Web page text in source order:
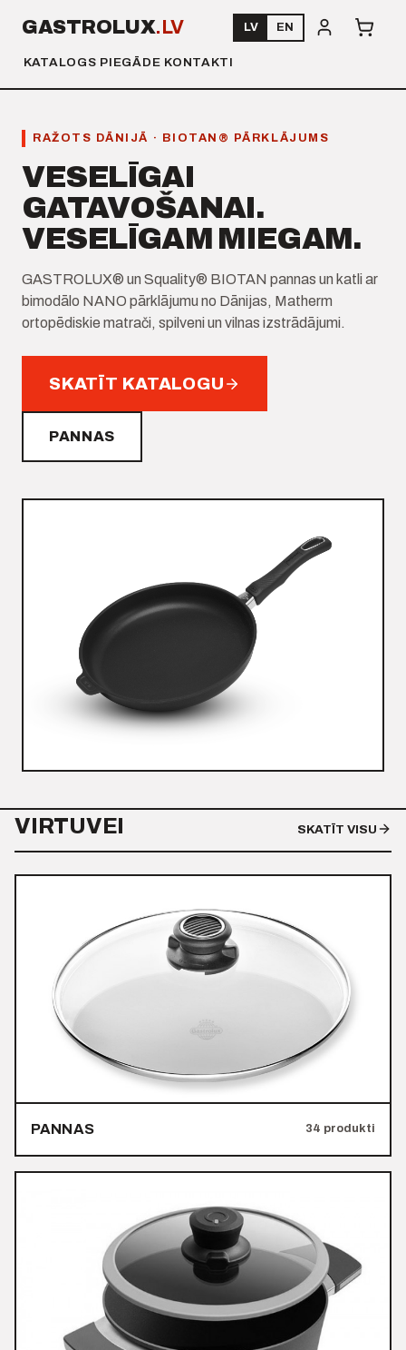
GASTROLUX.LV
KATALOGS PIEGĀDE KONTAKTI
LV EN
RAŽOTS DĀNIJĀ · BIOTAN® PĀRKLĀJUMS
VESELĪGAI
GATAVOŠANAI.
VESELĪGAM MIEGAM.
GASTROLUX® un Squality® BIOTAN pannas un katli ar
bimodālo NANO pārklājumu no Dānijas, Matherm
ortopēdiskie matrači, spilveni un vilnas izstrādājumi.
SKATĪT KATALOGU
PANNAS
VIRTUVEI SKATĪT VISU
PANNAS 34 produkti